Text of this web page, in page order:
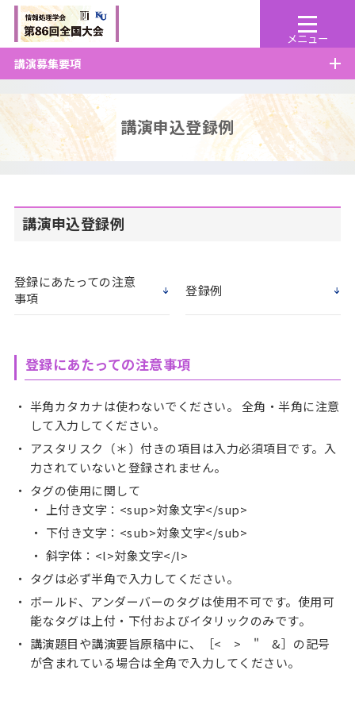
講演募集要項
講演申込登録例
講演申込登録例
登録にあたっての注意
事項
登録例
登録にあたっての注意事項
半角カタカナは使わないでください。 全角・半角に注意
して入力してください。
アスタリスク（＊）付きの項目は入力必須項目です。入
力されていないと登録されません。
タグの使用に関して
上付き文字：<sup>対象文字</sup>
下付き文字：<sub>対象文字</sub>
斜字体：<l>対象文字</l>
タグは必ず半角で入力してください。
ボールド、アンダーバーのタグは使用不可です。使用可
能なタグは上付・下付およびイタリックのみです。
講演題目や講演要旨原稿中に、［< > " &］の記号
が含まれている場合は全角で入力してください。